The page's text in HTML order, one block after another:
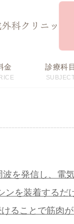
金 診療科目
を発信し、電
ンを装着する
ることで筋肉